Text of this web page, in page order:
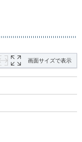
画面サイズで表示